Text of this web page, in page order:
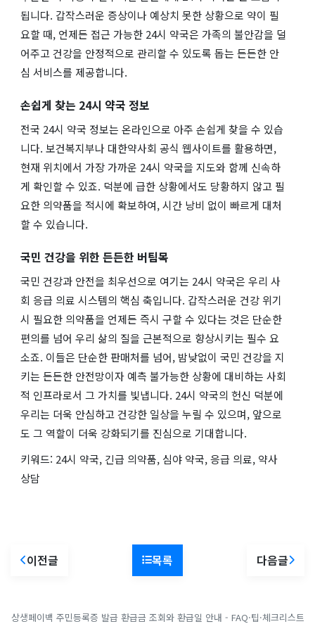
됩니다. 갑작스러운 증상이나 예상치 못한 상황으로 약이 필
요할 때, 언제든 접근 가능한 24시 약국은 가족의 불안감을 덜
어주고 건강을 안정적으로 관리할 수 있도록 돕는 든든한 안
심 서비스를 제공합니다.
손쉽게 찾는 24시 약국 정보
전국 24시 약국 정보는 온라인으로 아주 손쉽게 찾을 수 있습
니다. 보건복지부나 대한약사회 공식 웹사이트를 활용하면,
현재 위치에서 가장 가까운 24시 약국을 지도와 함께 신속하
게 확인할 수 있죠. 덕분에 급한 상황에서도 당황하지 않고 필
요한 의약품을 적시에 확보하여, 시간 낭비 없이 빠르게 대처
할 수 있습니다.
국민 건강을 위한 든든한 버팀목
국민 건강과 안전을 최우선으로 여기는 24시 약국은 우리 사
회 응급 의료 시스템의 핵심 축입니다. 갑작스러운 건강 위기
시 필요한 의약품을 언제든 즉시 구할 수 있다는 것은 단순한
편의를 넘어 우리 삶의 질을 근본적으로 향상시키는 필수 요
소죠. 이들은 단순한 판매처를 넘어, 밤낮없이 국민 건강을 지
키는 든든한 안전망이자 예측 불가능한 상황에 대비하는 사회
적 인프라로서 그 가치를 빛냅니다. 24시 약국의 헌신 덕분에
우리는 더욱 안심하고 건강한 일상을 누릴 수 있으며, 앞으로
도 그 역할이 더욱 강화되기를 진심으로 기대합니다.
키워드: 24시 약국, 긴급 의약품, 심야 약국, 응급 의료, 약사
상담
이전글 목록 다음글
상생페이백 주민등록증 발급 환급금 조회와 환급일 안내 - FAQ·팁·체크리스트